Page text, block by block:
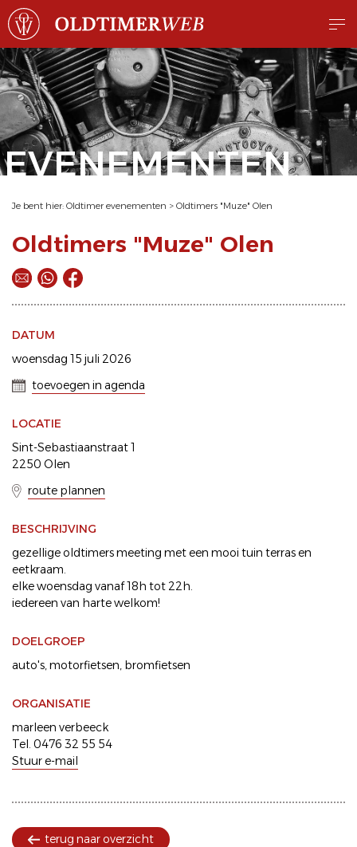
EVENEMENTEN
Je bent hier: Oldtimer evenementen > Oldtimers "Muze" Olen
Oldtimers "Muze" Olen
DATUM
woensdag 15 juli 2026
toevoegen in agenda
LOCATIE
Sint-Sebastiaanstraat 1
2250 Olen
route plannen
BESCHRIJVING
gezellige oldtimers meeting met een mooi tuin terras en
eetkraam.
elke woensdag vanaf 18h tot 22h.
iedereen van harte welkom!
DOELGROEP
auto's motorfietsen bromfietsen
ORGANISATIE
marleen verbeeck
Tel. 0476 32 55 54
Stuur e-mail
terug naar overzicht